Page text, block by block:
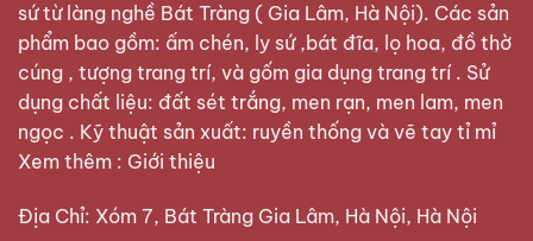
sứ từ làng nghề Bát Tràng ( Gia Lâm, Hà Nội). Các sản
phẩm bao gồm: ấm chén, ly sứ ,bát đĩa, lọ hoa, đồ thờ
cúng , tượng trang trí, và gốm gia dụng trang trí . Sử
dụng chất liệu: đất sét trắng, men rạn, men lam, men
ngọc . Kỹ thuật sản xuất: ruyền thống và vẽ tay tỉ mỉ
Xem thêm : Giới thiệu
Địa Chỉ: Xóm 7, Bát Tràng Gia Lâm, Hà Nội, Hà Nội